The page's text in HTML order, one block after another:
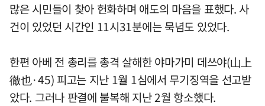
많은 시민들이 찾아 헌화하며 애도의 마음을 표했다. 사
건이 있었던 시간인 11시31분에는 묵념도 있었다.
한편 아베 전 총리를 총격 살해한 야마가미 데쓰야(山上
徹也·45) 피고는 지난 1월 1심에서 무기징역을 선고받
았다. 그러나 판결에 불복해 지난 2월 항소했다.